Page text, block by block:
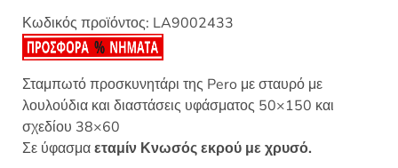
Κωδικός προϊόντος: LA9002433
Σταμπωτό προσκυνητάρι της Pero με σταυρό με
λουλούδια και διαστάσεις υφάσματος 50×150 και
σχεδίου 38×60
Σε ύφασμαεταμίν Κνωσός εκρού με χρυσό.